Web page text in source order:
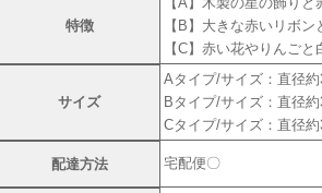
特徴
【B】大きな赤いリボ
【C】赤い花やりんご
サイズ
Aタイプ/サイズ：直径
Bタイプ/サイズ：直径
Cタイプ/サイズ：直径
配達方法 宅配便〇